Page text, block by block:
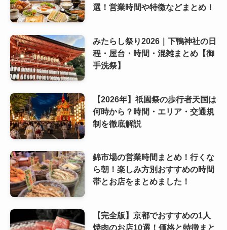
選！営業時間や特徴などまとめ！
みたらし祭り2026｜下鴨神社の日
程・屋台・時間・混雑まとめ【御
手洗祭】
【2026年】祇園祭の歩行者天国は
何時から？時間・エリア・交通規
制を徹底解説
錦市場の営業時間まとめ！行くな
ら朝！楽しみ方別おすすめの時間
帯とお店をまとめました！
【完全版】京都でおすすめの1人
焼肉のお店10選！価格と特徴まと